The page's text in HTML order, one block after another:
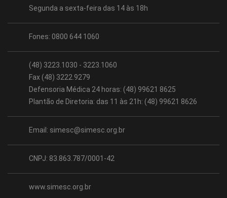
Segunda a sexta-feira das 14 às 18h
Fones: 0800 644 1060
(48) 3223.1030 - 3223.1060
Fax (48) 3222.9279
Defensoria Médica 24 horas: (48) 99621 8625
Plantão de Diretoria: das 11 às 21h: (48) 99621 8626
Email: simesc@simesc.org.br
CNPJ: 83.863.787/0001-42
www.simesc.org.br